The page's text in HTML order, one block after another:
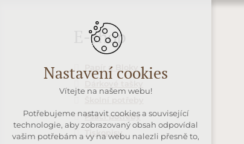
E-shop
Papír a Bloky
Psací potřeby
Tiskopisy
Nastavení cookies
Vítejte na našem webu!
Potřebujeme nastavit cookies a související
technologie, aby zobrazovaný obsah odpovídal
vašim potřebám a vy na webu nalezli přesně to,